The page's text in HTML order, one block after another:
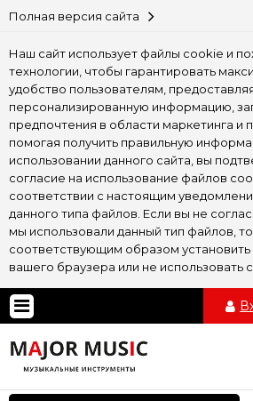
Полная версия сайта
Наш сайт использует файлы cookie и
технологии, чтобы гарантировать
удобство пользователям,
персонализированную информацию,
предпочтения в области маркетинга и
помогая получить правильную
использовании данного сайта, вы
согласие на использование файлов
соответствии с настоящим
данного типа файлов. Если вы не
мы использовали данный тип файлов,
соответствующим образом установить
вашего браузера или не использовать